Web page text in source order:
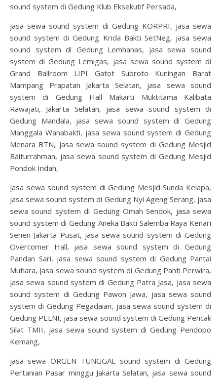
sound system di Gedung Klub Eksekutif Persada,
jasa sewa sound system di Gedung KORPRI, jasa sewa
sound system di Gedung Krida Bakti SetNeg, jasa sewa
sound system di Gedung Lemhanas, jasa sewa sound
system di Gedung Lemigas, jasa sewa sound system di
Grand Ballroom LIPI Gatot Subroto Kuningan Barat
Mampang Prapatan Jakarta Selatan, jasa sewa sound
system di Gedung Hall Makarti Muktitama Kalibata
Rawajati, Jakarta Selatan, jasa sewa sound system di
Gedung Mandala, jasa sewa sound system di Gedung
Manggala Wanabakti, jasa sewa sound system di Gedung
Menara BTN, jasa sewa sound system di Gedung Mesjid
Baiturrahman, jasa sewa sound system di Gedung Mesjid
Pondok Indah,
jasa sewa sound system di Gedung Mesjid Sunda Kelapa,
jasa sewa sound system di Gedung Nyi Ageng Serang, jasa
sewa sound system di Gedung Omah Sendok, jasa sewa
sound system di Gedung Aneka Bakti Salemba Raya Kenari
Senen Jakarta Pusat, jasa sewa sound system di Gedung
Overcomer Hall, jasa sewa sound system di Gedung
Pandan Sari, jasa sewa sound system di Gedung Pantai
Mutiara, jasa sewa sound system di Gedung Panti Perwira,
jasa sewa sound system di Gedung Patra Jasa, jasa sewa
sound system di Gedung Pawon Jawa, jasa sewa sound
system di Gedung Pegadaian, jasa sewa sound system di
Gedung PELNI, jasa sewa sound system di Gedung Pencak
Silat TMII, jasa sewa sound system di Gedung Pendopo
Kemang,
jasa sewa ORGEN TUNGGAL sound system di Gedung
Pertanian Pasar minggu Jakarta Selatan, jasa sewa sound